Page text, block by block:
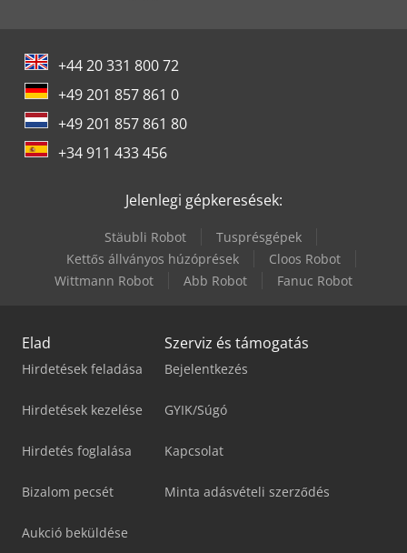
+44 20 331 800 72
+49 201 857 861 0
+49 201 857 861 80
+34 911 433 456
Jelenlegi gépkeresések:
Stäubli Robot
Tusprésgépek
Kettős állványos húzóprések
Cloos Robot
Wittmann Robot
Abb Robot Fanuc Robot
Elad
Hirdetések feladása
Hirdetések kezelése
Hirdetés foglalása
Bizalom pecsét
Aukció beküldése
Szerviz és támogatás
Bejelentkezés
GYIK/Súgó
Kapcsolat
Minta adásvételi szerződés